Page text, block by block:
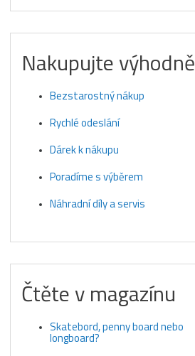
Nakupujte výhodně
Bezstarostný nákup
Rychlé odeslání
Dárek k nákupu
Poradíme s výběrem
Náhradní díly a servis
Čtěte v magazínu
Skatebord, penny board nebo
longboard?